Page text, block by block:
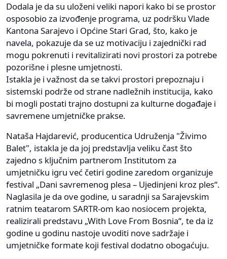
Dodala je da su uloženi veliki napori kako bi se prostor
osposobio za izvođenje programa, uz podršku Vlade
Kantona Sarajevo i Općine Stari Grad, što, kako je
navela, pokazuje da se uz motivaciju i zajednički rad
mogu pokrenuti i revitalizirati novi prostori za potrebe
pozorišne i plesne umjetnosti.
Istakla je i važnost da se takvi prostori prepoznaju i
sistemski podrže od strane nadležnih institucija, kako
bi mogli postati trajno dostupni za kulturne događaje i
savremene umjetničke prakse.
Nataša Hajdarević, producentica Udruženja "Živimo
Balet", istakla je da joj predstavlja veliku čast što
zajedno s ključnim partnerom Institutom za
umjetničku igru već četiri godine zaredom organizuje
festival „Dani savremenog plesa – Ujedinjeni kroz ples“.
Naglasila je da ove godine, u saradnji sa Sarajevskim
ratnim teatarom SARTR-om kao nosiocem projekta,
realizirali predstavu „With Love From Bosnia“, te da iz
godine u godinu nastoje uvoditi nove sadržaje i
umjetničke formate koji festival dodatno obogaćuju.